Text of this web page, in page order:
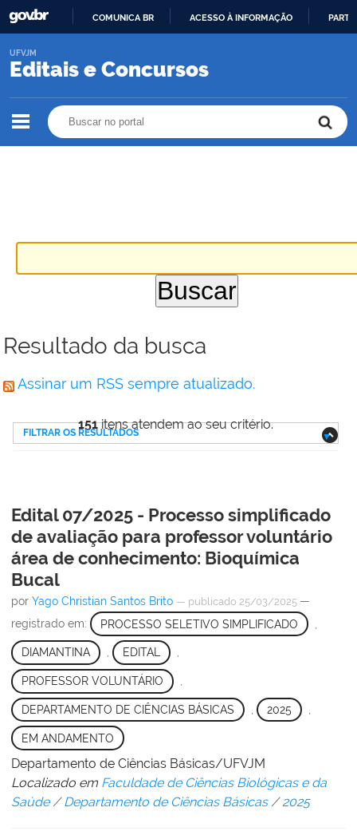
O
COMUNICA BR ACESSO À INFORMAÇÃO
Editais e Concursos
UFVJM
Resultado da busca
Assinar um RSS sempre atualizado.
151itens atendem ao seu critério.
FILTRAR OS RESULTADOS
Edital 07/2025 - Processo simplificado
de avaliação para professor voluntário
área de conhecimento: Bioquímica
Bucal
por Yago Christian Santos Brito — publicado 25/03/2025 —
registrado em:
PROCESSO SELETIVO SIMPLIFICADO
DIAMANTINA , EDITAL ,
PROFESSOR VOLUNTÁRIO
DEPARTAMENTO DE CIÊNCIAS BÁSICAS 2025
EM ANDAMENTO
Departamento de Ciências Básicas/UFVJM
Localizado em Faculdade de Ciências Biológicas e da
Saúde /Departamento de Ciências Básicas /2025